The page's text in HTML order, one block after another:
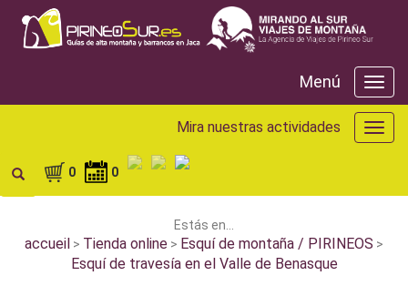
Menú
Menú
Mira
Mira nuestras actividades
0 0
Estás en...
accueil > Tienda online > Esquí de montaña / PIRINEOS >
Esquí de travesía en el Valle de Benasque